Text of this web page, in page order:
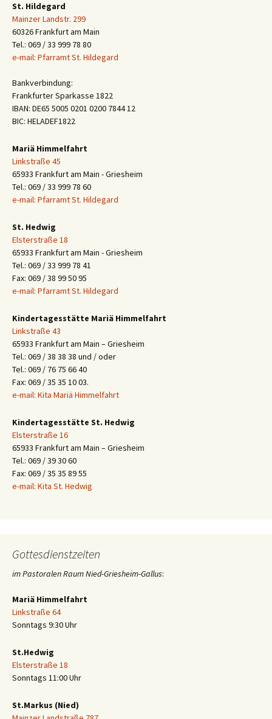
St. Hildegard
Mainzer Landstr. 299
60326 Frankfurt am Main
Tel.: 069 / 33 999 78 80
e-mail: Pfarramt St. Hildegard
Bankverbindung:
Frankfurter Sparkasse 1822
IBAN: DE65 5005 0201 0200 7844 12
BIC: HELADEF1822
Mariä Himmelfahrt
Linkstraße 45
65933 Frankfurt am Main - Griesheim
Tel.: 069 / 33 999 78 60
e-mail: Pfarramt St. Hildegard
St. Hedwig
Elsterstraße 18
65933 Frankfurt am Main - Griesheim
Tel.: 069 / 33 999 78 41
Fax: 069 / 38 99 50 95
e-mail: Pfarramt St. Hildegard
Kindertagesstätte Mariä Himmelfahrt
Linkstraße 43
65933 Frankfurt am Main – Griesheim
Tel.: 069 / 38 38 38 und / oder
Tel.: 069 / 76 75 66 40
Fax: 069 / 35 35 10 03.
e-mail: Kita Mariä Himmelfahrt
Kindertagesstätte St. Hedwig
Elsterstraße 16
65933 Frankfurt am Main – Griesheim
Tel.: 069 / 39 30 60
Fax: 069 / 35 35 89 55
e-mail: Kita St. Hedwig
Gottesdienstzeiten
im Pastoralen Raum Nied-Griesheim-Gallus:
Mariä Himmelfahrt
Linkstraße 64
Sonntags 9:30 Uhr
St.Hedwig
Elsterstraße 18
Sonntags 11:00 Uhr
St.Markus (Nied)